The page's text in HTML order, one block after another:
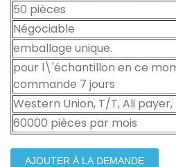
50 pièces
Négociable
emballage unique.
pour l\'échantillon en ce
commande 7 jours
Western Union, T/T, Ali payer,
60000 pièces par mois
AJOUTER À LA DEMANDE